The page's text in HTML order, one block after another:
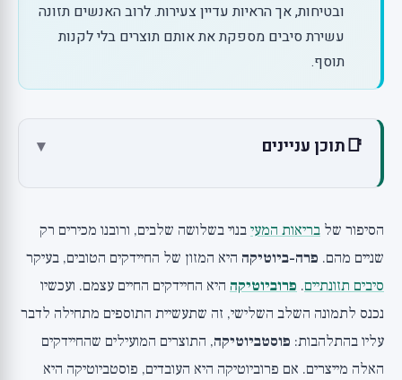
ובטיחות, אך הראיות עדיין צעירות. לרוב האנשים תזונה
עשירת סיבים מספקת את אותם תוצרים בלי לקנות
תוסף.
📑תוכן עניינים ▾
היתרון האמיתי מול פרוביוטיקה
הראיות הנוכחיות (צהוב: צעירות ומוגבלות)
מחקר 1: זן Bifidobacterium מומת בחום נגד מעי רגיז
מחקר 2: זן Lactobacillus מומת בחום ותמיכה חיסונית
בעונת ההצטננויות
הסיפור של בריאות המעיבנוי בשלושה שלבים, ורובנו מכירים רק
שניים מהם. פרה-ביוטיקה היא המזון של החיידקים הטובים, בעיקר
סיבים תזונתיים. פרוביוטיקה היא החיידקים החיים עצמם. ועכשיו
נכנס לתמונה השלב השלישי, זה שתעשיית התוספים מתחילה לדבר
עליו בהתלהבות: פוסטביוטיקה, התוצרים המועילים שהחיידקים
האלה מייצרים. אם פרוביוטיקה היא העובדים, פוסטביוטיקה היא